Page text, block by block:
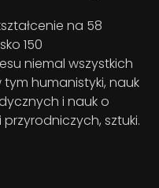
na 58
150
niemal wszystkich
humanistyki, nauk
i nauk o
przyrodniczych, sztuki.